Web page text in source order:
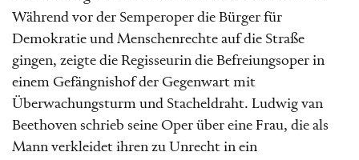
Während vor der Semperoper die Bürger für
Demokratie und Menschenrechte auf die Straße
gingen, zeigte die Regisseurin die Befreiungsoper in
einem Gefängnishof der Gegenwart mit
Überwachungsturm und Stacheldraht. Ludwig van
Beethoven schrieb seine Oper über eine Frau, die als
Mann verkleidet ihren zu Unrecht in ein